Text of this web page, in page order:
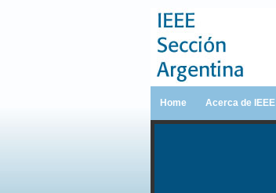
Home Acerca de IEEE